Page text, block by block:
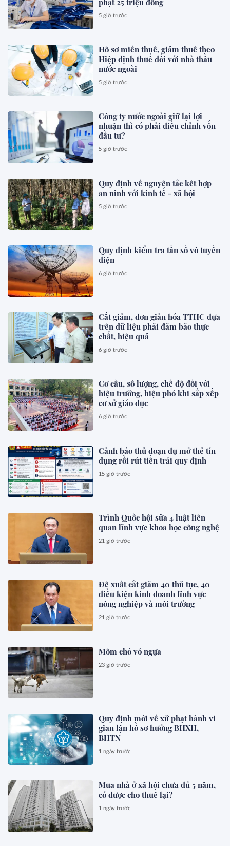
5 giờ trước
Hồ sơ miễn thuế, giảm thuế theo
Hiệp định thuế đối với nhà thầu
nước ngoài
5 giờ trước
Công ty nước ngoài giữ lại lợi
nhuận thì có phải điều chỉnh vốn
đầu tư?
5 giờ trước
Quy định về nguyên tắc kết hợp
an ninh với kinh tế - xã hội
5 giờ trước
Quy định kiểm tra tần số vô tuyến
điện
6 giờ trước
Cắt giảm, đơn giản hóa TTHC dựa
trên dữ liệu phải đảm bảo thực
chất, hiệu quả
6 giờ trước
Cơ cấu, số lượng, chế độ đối với
hiệu trưởng, hiệu phó khi sắp xếp
cơ sở giáo dục
6 giờ trước
Cảnh báo thủ đoạn dụ mở thẻ tín
dụng rồi rút tiền trái quy định
15 giờ trước
Trình Quốc hội sửa 4 luật liên
quan lĩnh vực khoa học công nghệ
21 giờ trước
Đề xuất cắt giảm 40 thủ tục, 40
điều kiện kinh doanh lĩnh vực
nông nghiệp và môi trường
21 giờ trước
Mồm chó vó ngựa
23 giờ trước
Quy định mới về xử phạt hành vi
gian lận hồ sơ hưởng BHXH,
BHTN
1 ngày trước
Mua nhà ở xã hội chưa đủ 5 năm,
có được cho thuê lại?
1 ngày trước